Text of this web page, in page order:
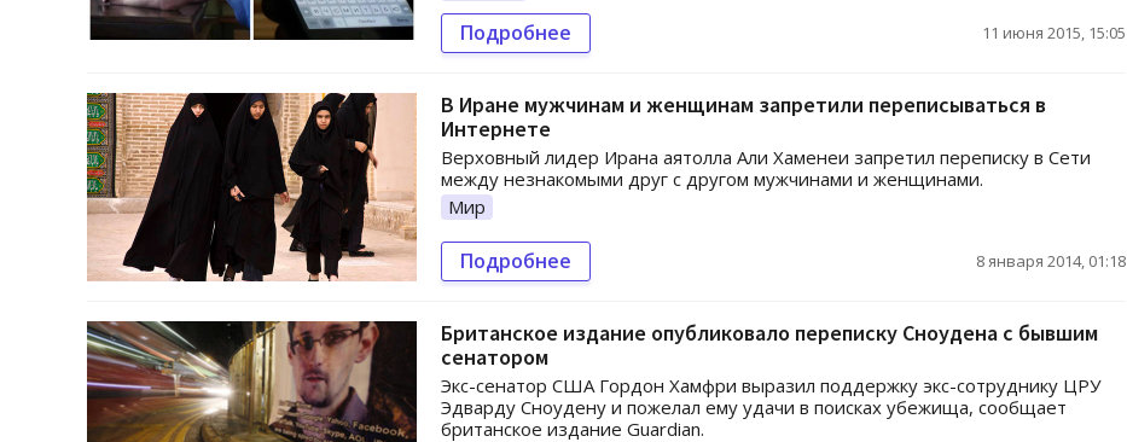
Подробнее 11 июня 2015, 15:05
В Иране мужчинам и женщинам запретили переписываться в
Интернете
Верховный лидер Ирана аятолла Али Хаменеи запретил переписку в Сети
между незнакомыми друг с другом мужчинами и женщинами.
Мир
Подробнее 8 января 2014, 01:18
Британское издание опубликовало переписку Сноудена с бывшим
сенатором
Экс-сенатор США Гордон Хамфри выразил поддержку экс-сотруднику ЦРУ
Эдварду Сноудену и пожелал ему удачи в поисках убежища, сообщает
британское издание Guardian.